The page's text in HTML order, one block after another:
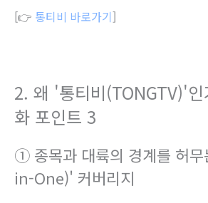
[👉 통티비 바로가기]
2. 왜 '통티비(TONGTV)'인
화 포인트 3
① 종목과 대륙의 경계를 허
in-One)' 커버리지